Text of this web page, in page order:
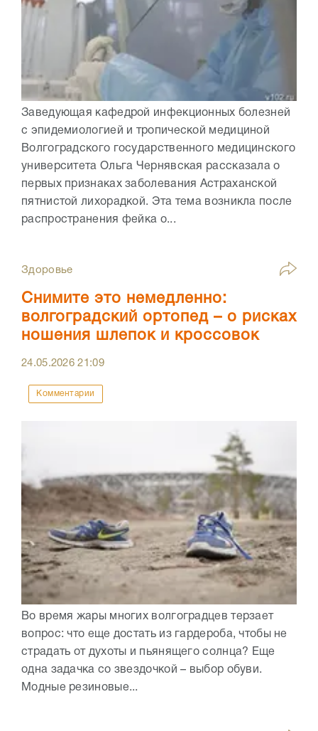
Заведующая кафедрой инфекционных болезней
с эпидемиологией и тропической медициной
Волгоградского государственного медицинского
университета Ольга Чернявская рассказала о
первых признаках заболевания Астраханской
пятнистой лихорадкой. Эта тема возникла после
распространения фейка о...
Здоровье
Снимите это немедленно:
волгоградский ортопед – о рисках
ношения шлепок и кроссовок
24.05.202621:09
Комментарии
Во время жары многих волгоградцев терзает
вопрос: что еще достать из гардероба, чтобы не
страдать от духоты и пьянящего солнца? Еще
одна задачка со звездочкой – выбор обуви.
Модные резиновые...